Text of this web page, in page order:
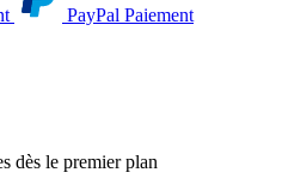
PayPal Paiement
dès le premier plan